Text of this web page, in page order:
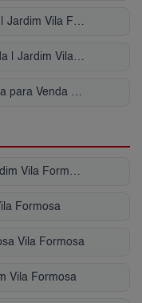
Apartamento no térreo para Venda | Jardim Vila Formosa
Casa Térrea com quintal para Venda | Jardim Vila Formosa
Apartamento minha casa minha vida para Venda | Jardim Vila Formosa
Condomínio Fatto Nova Carrão Jardim Vila Formosa
Formosa
Vila Formosa
Vila Formosa